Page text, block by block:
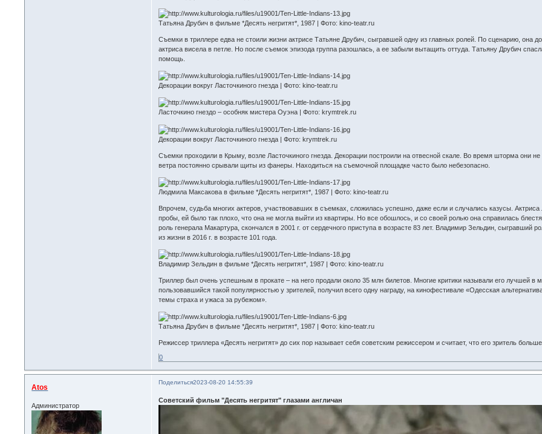
Татьяна Друбич в фильме *Десять негритят*, 1987 | Фото: kino-teatr.ru
Съемки в триллере едва не стоили жизни актрисе Татьяне Друбич, сыгравшей одну из главных ролей. По сценарию, она
актриса висела в петле. Но после съемок эпизода группа разошлась, а ее забыли вытащить оттуда. Татьяну Друбич
помощь.
Декорации вокруг Ласточкиного гнезда | Фото: kino-teatr.ru
Ласточкино гнездо – особняк мистера Оуэна | Фото: krymtrek.ru
Декорации вокруг Ласточкиного гнезда | Фото: krymtrek.ru
Съемки проходили в Крыму, возле Ласточкиного гнезда. Декорации построили на отвесной скале. Во время шторма они
ветра постоянно срывали щиты из фанеры. Находиться на съемочной площадке часто было небезопасно.
Людмила Максакова в фильме *Десять негритят*, 1987 | Фото: kino-teatr.ru
Впрочем, судьба многих актеров, участвовавших в съемках, сложилась успешно, даже если и случались казусы.
пробы, ей было так плохо, что она не могла выйти из квартиры. Но все обошлось, и со своей ролью она справилась
роль генерала Макартура, скончался в 2001 г. от сердечного приступа в возрасте 83 лет. Владимир Зельдин,
из жизни в 2016 г. в возрасте 101 года.
Владимир Зельдин в фильме *Десять негритят*, 1987 | Фото: kino-teatr.ru
Триллер был очень успешным в прокате – на него продали около 35 млн билетов. Многие критики называли его лучшей в
пользовавшийся такой популярностью у зрителей, получил всего одну награду, на кинофестивале «Одесская
темы страха и ужаса за рубежом».
Татьяна Друбич в фильме *Десять негритят*, 1987 | Фото: kino-teatr.ru
Режиссер триллера «Десять негритят» до сих пор называет себя советским режиссером и считает, что его зритель
0
Поделиться2023-08-20 14:55:39
Atos
Администратор
Советский фильм "Десять негритят" глазами англичан